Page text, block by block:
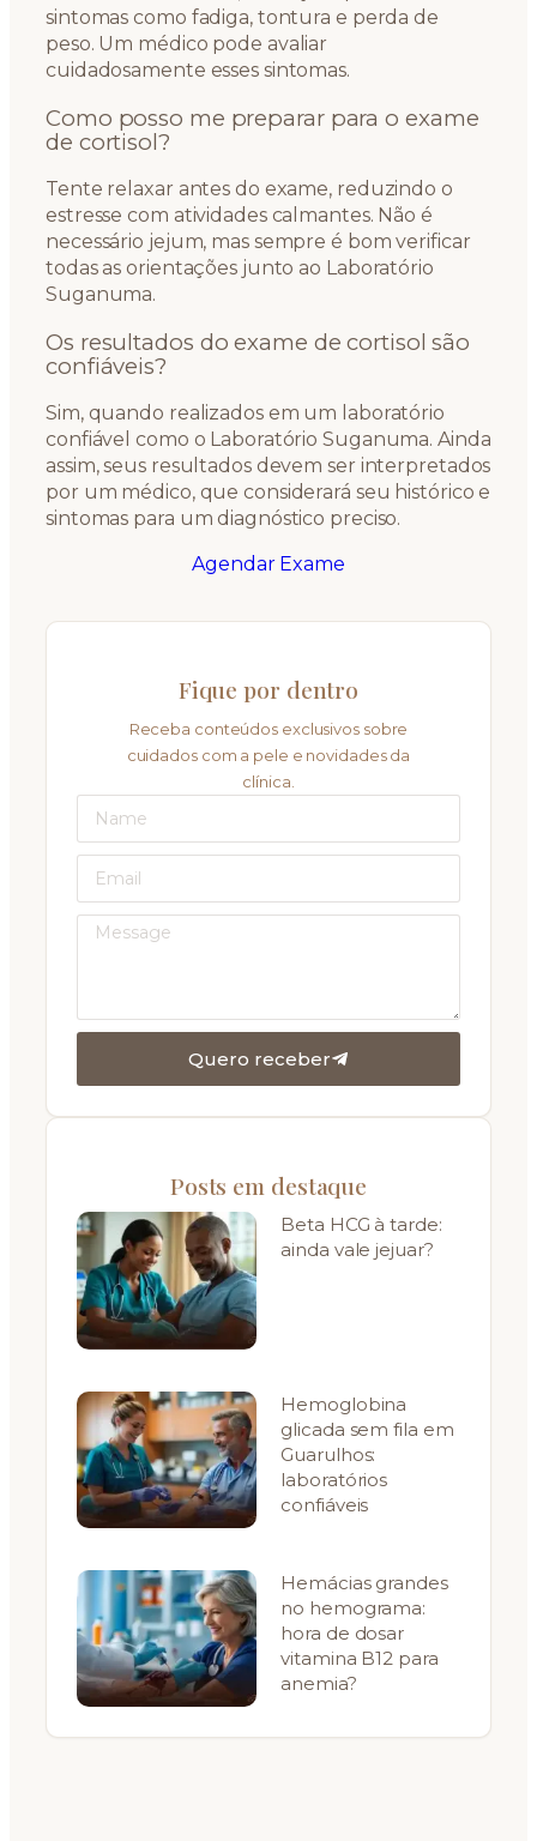
sintomas como fadiga, tontura e perda de
peso. Um médico pode avaliar
cuidadosamente esses sintomas.
Como posso me preparar para o exame
de cortisol?
Tente relaxar antes do exame, reduzindo o
estresse com atividades calmantes. Não é
necessário jejum, mas sempre é bom verificar
todas as orientações junto ao Laboratório
Suganuma.
Os resultados do exame de cortisol são
confiáveis?
Sim, quando realizados em um laboratório
confiável como o Laboratório Suganuma. Ainda
assim, seus resultados devem ser interpretados
por um médico, que considerará seu histórico e
sintomas para um diagnóstico preciso.
Agendar Exame
Fique por dentro
Receba conteúdos exclusivos sobre
cuidados com a pele e novidades da
clínica.
Quero receber
Posts em destaque
Beta HCG à tarde:
ainda vale jejuar?
Hemoglobina
glicada sem fila em
Guarulhos:
laboratórios
confiáveis
Hemácias grandes
no hemograma:
hora de dosar
vitamina B12 para
anemia?